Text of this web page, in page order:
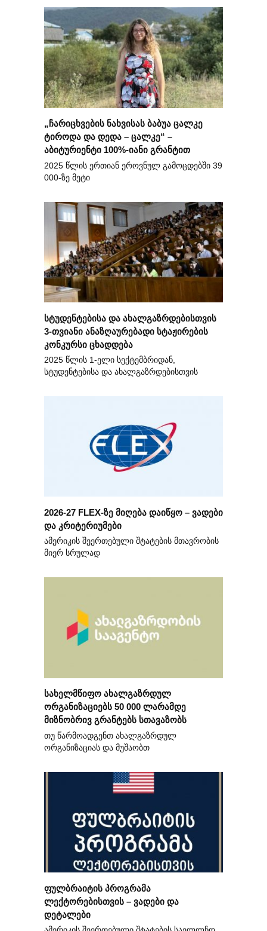
„ჩარიცხვების ნახვისას ბაბუა ცალკე
ტიროდა და დედა – ცალკე“ –
აბიტურიენტი 100%-იანი გრანტით
2025 წლის ერთიან ეროვნულ გამოცდებში 39
000-ზე მეტი
სტუდენტებისა და ახალგაზრდებისთვის
3-თვიანი ანაზღაურებადი სტაჟირების
კონკურსი ცხადდება
2025 წლის 1-ელი სექტემბრიდან,
სტუდენტებისა და ახალგაზრდებისთვის
2026-27 FLEX-ზე მიღება დაიწყო – ვადები
და კრიტერიუმები
ამერიკის შეერთებული შტატების მთავრობის
მიერ სრულად
სახელმწიფო ახალგაზრდულ
ორგანიზაციებს 50 000 ლარამდე
მიზნობრივ გრანტებს სთავაზობს
თუ წარმოადგენთ ახალგაზრდულ
ორგანიზაციას და მუშაობთ
ფულბრაიტის პროგრამა
ლექტორებისთვის – ვადები და
დეტალები